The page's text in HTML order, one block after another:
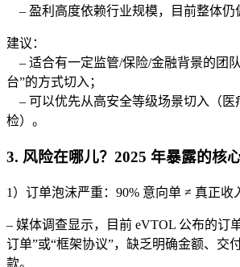
– 盈利高度依赖行业规模，目前整体仍
建议：
– 适合有一定监管/保险/金融背景的团
台”的方式切入；
– 可以优先从高安全等级场景切入（医
检）。
3. 风险在哪儿？2025 年暴露的核
1）订单泡沫严重：90% 意向单 ≠ 真正收
– 媒体调查显示，目前 eVTOL 公布的订
订单”或“框架协议”，缺乏明确金额、交
款。